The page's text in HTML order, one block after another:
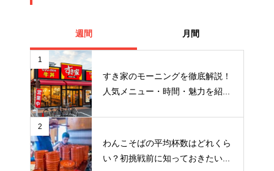
週間 月間
1
すき家のモーニングを徹底解説！
人気メニュー・時間・魅力を紹...
2
わんこそばの平均杯数はどれくら
い？初挑戦前に知っておきたい...